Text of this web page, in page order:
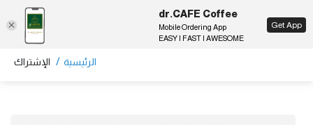
EN
الرئيسية / الإشتراك
dr.CAFE Coffee
Mobile Ordering App
EASY | FAST | AWESOME
Get App